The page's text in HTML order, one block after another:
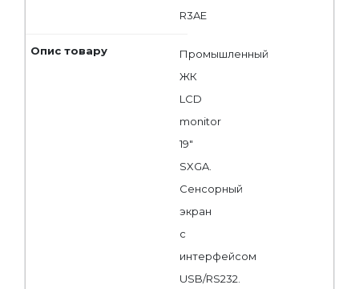
R3AE
Промышленный
ЖК
LCD
monitor
19"
SXGA.
Сенсорный
экран
с
интерфейсом
USB/RS232.